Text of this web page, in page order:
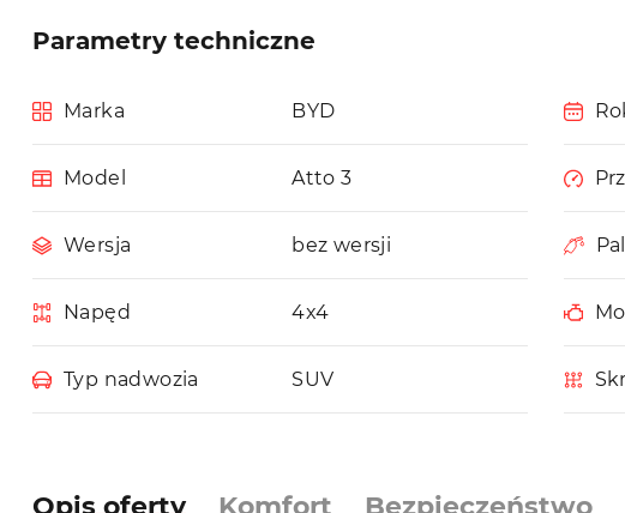
Parametry techniczne
Marka BYD
Model Atto 3
Wersja bez wersji
Napęd 4x4
Typ nadwozia SUV